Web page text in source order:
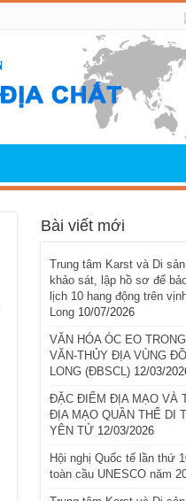
Bài viết mới
Trung tâm Karst và Di
khảo sát, lập hồ sơ để
lịch 10 hang động trên
Long 10/07/2026
VĂN HÓA ÓC EO
VĂN-THỦY ĐỊA VÙNG
LONG (ĐBSCL) 12/03/
ĐẶC ĐIỂM ĐỊA MẠO VÀ
ĐỊA MẠO QUẦN THỂ DI
YÊN TỬ 12/03/2026
Hội nghị Quốc tế lần thứ
toàn cầu UNESCO năm